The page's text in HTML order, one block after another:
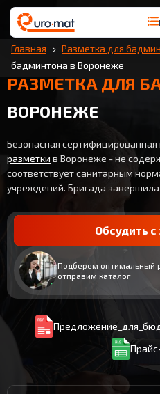
Главная Разметка для
бадминтона в Воронеже
РАЗМЕТКА ДЛЯ
ВОРОНЕЖЕ
Безопасная сертифицированная
разметки в Воронеже - не
соответствует санитарным
учреждений. Бригада
Обсудить
Подберем оптимальный
отправим каталог